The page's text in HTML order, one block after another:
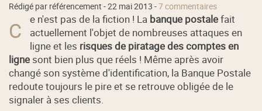
Rédigé par référencement -22 mai 2013 -7 commentaires
C e n'est pas de la fiction ! La banque postalefait
actuellement l'objet de nombreuses attaques en
ligne et les risques de piratage des comptes en
ligne sont bien plus que réels ! Même après avoir
changé son système d'identification, la Banque Postale
redoute toujours le pire et se retrouve obligée de le
signaler à ses clients.